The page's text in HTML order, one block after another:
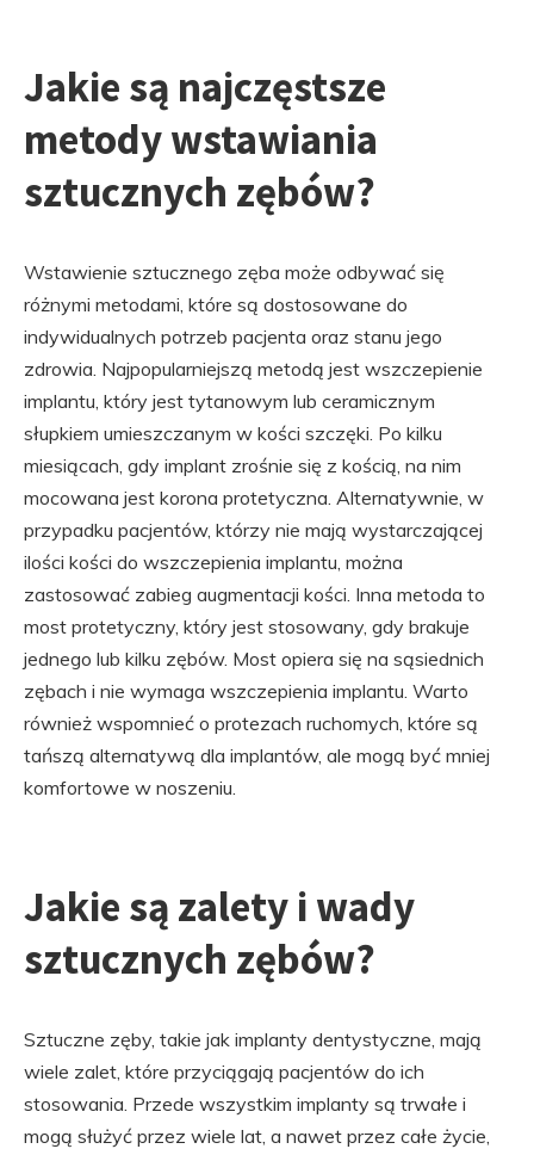
Jakie są najczęstsze
metody wstawiania
sztucznych zębów?
Wstawienie sztucznego zęba może odbywać się
różnymi metodami, które są dostosowane do
indywidualnych potrzeb pacjenta oraz stanu jego
zdrowia. Najpopularniejszą metodą jest wszczepienie
implantu, który jest tytanowym lub ceramicznym
słupkiem umieszczanym w kości szczęki. Po kilku
miesiącach, gdy implant zrośnie się z kością, na nim
mocowana jest korona protetyczna. Alternatywnie, w
przypadku pacjentów, którzy nie mają wystarczającej
ilości kości do wszczepienia implantu, można
zastosować zabieg augmentacji kości. Inna metoda to
most protetyczny, który jest stosowany, gdy brakuje
jednego lub kilku zębów. Most opiera się na sąsiednich
zębach i nie wymaga wszczepienia implantu. Warto
również wspomnieć o protezach ruchomych, które są
tańszą alternatywą dla implantów, ale mogą być mniej
komfortowe w noszeniu.
Jakie są zalety i wady
sztucznych zębów?
Sztuczne zęby, takie jak implanty dentystyczne, mają
wiele zalet, które przyciągają pacjentów do ich
stosowania. Przede wszystkim implanty są trwałe i
mogą służyć przez wiele lat, a nawet przez całe życie,